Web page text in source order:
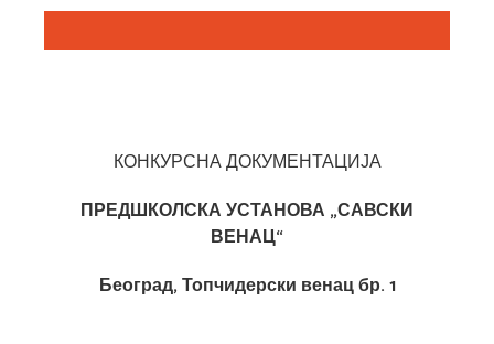
КОНКУРСНА ДОКУМЕНТАЦИЈА
ПРЕДШКОЛСКА УСТАНОВА „САВСКИ
ВЕНАЦ“
Београд, Топчидерски венац бр. 1